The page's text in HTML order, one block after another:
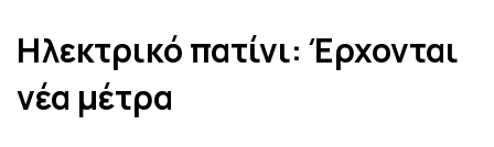
Ηλεκτρικό πατίνι: Έρχονται
νέα μέτρα